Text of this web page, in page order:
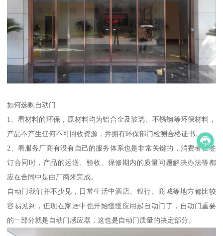
如何选购自动门
1、看材料的环保，原材料均为铝合金及玻璃、不锈钢等环保材料，
产品不产生任何不可回收资源，并拥有环保部门检测合格证书。。
2、看服务厂商有没有自己的服务体系也是非常关键的，消费者在签
订合同时，产品的运送、验收、保修期内的质量问题解决办法等都
应在合同中是由厂商来完成。
自动门我们并不少见，日常生活中酒店、银行、商城等地方都比较
容易见到，但现在家居中也开始慢慢应用起自动门了，自动门重要
的一部分就是自动门感应器，这也是自动门质量的决定部分。